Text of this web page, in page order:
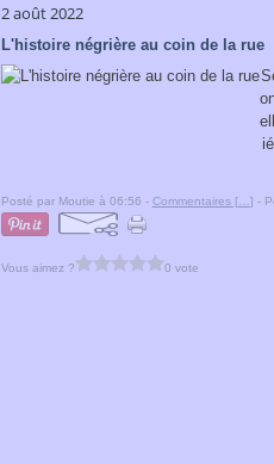
2 août 2022
L'histoire négrière au coin de la rue
Posté par Moutie à 06:56 - Commentaires [… ] -
Vous aimez ? 0 vote